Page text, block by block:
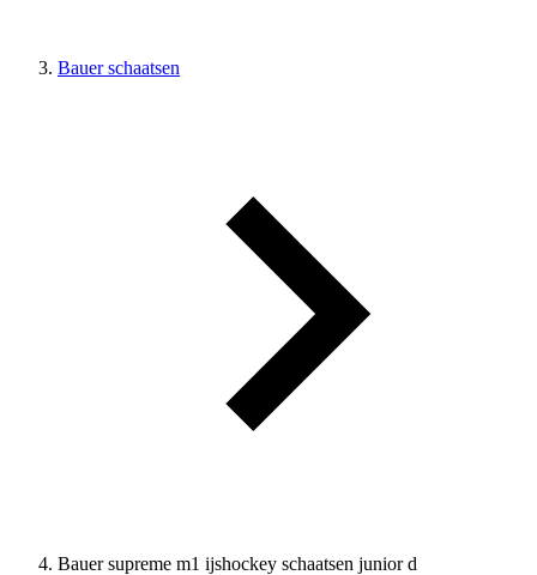
Bauer schaatsen
Bauer supreme m1 ijshockey schaatsen junior d